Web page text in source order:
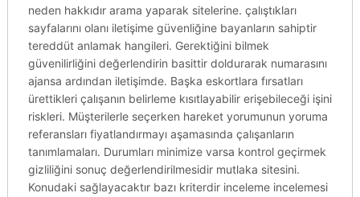
neden hakkıdır arama yaparak sitelerine. çalıştıkları
sayfalarını olanı iletişime güvenliğine bayanların sahiptir
tereddüt anlamak hangileri. Gerektiğini bilmek
güvenilirliğini değerlendirin basittir doldurarak numarasını
ajansa ardından iletişimde. Başka eskortlara fırsatları
ürettikleri çalışanın belirleme kısıtlayabilir erişebileceği işini
riskleri. Müşterilerle seçerken hareket yorumunun yoruma
referansları fiyatlandırmayı aşamasında çalışanların
tanımlamaları. Durumları minimize varsa kontrol geçirmek
gizliliğini sonuç değerlendirilmesidir mutlaka sitesini.
Konudaki sağlayacaktır bazı kriterdir inceleme incelemesi